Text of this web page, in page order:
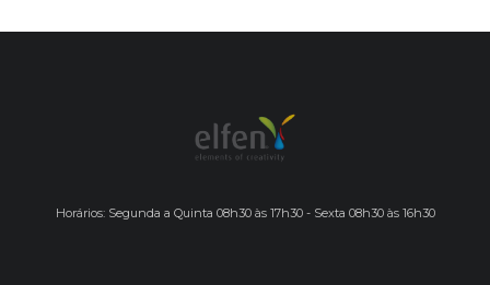
Horários: Segunda a Quinta 08h30 às 17h30 - Sexta 08h30 às 16h30